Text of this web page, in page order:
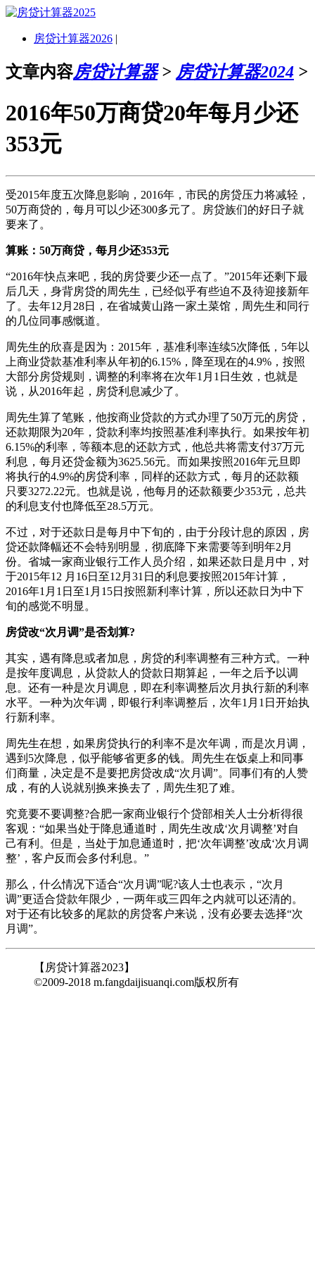
房贷计算器2026 |
文章内容房贷计算器> 房贷计算器2024 >
2016年50万商贷20年每月少还
353元
受2015年度五次降息影响，2016年，市民的房贷压力将减轻，
50万商贷的，每月可以少还300多元了。房贷族们的好日子就
要来了。
算账：50万商贷，每月少还353元
“2016年快点来吧，我的房贷要少还一点了。”2015年还剩下最
后几天，身背房贷的周先生，已经似乎有些迫不及待迎接新年
了。去年12月28日，在省城黄山路一家土菜馆，周先生和同行
的几位同事感慨道。
周先生的欣喜是因为：2015年，基准利率连续5次降低，5年以
上商业贷款基准利率从年初的6.15%，降至现在的4.9%，按照
大部分房贷规则，调整的利率将在次年1月1日生效，也就是
说，从2016年起，房贷利息减少了。
周先生算了笔账，他按商业贷款的方式办理了50万元的房贷，
还款期限为20年，贷款利率均按照基准利率执行。如果按年初
6.15%的利率，等额本息的还款方式，他总共将需支付37万元
利息，每月还贷金额为3625.56元。而如果按照2016年元旦即
将执行的4.9%的房贷利率，同样的还款方式，每月的还款额
只要3272.22元。也就是说，他每月的还款额要少353元，总共
的利息支付也降低至28.5万元。
不过，对于还款日是每月中下旬的，由于分段计息的原因，房
贷还款降幅还不会特别明显，彻底降下来需要等到明年2月
份。省城一家商业银行工作人员介绍，如果还款日是月中，对
于2015年12 月16日至12月31日的利息要按照2015年计算，
2016年1月1日至1月15日按照新利率计算，所以还款日为中下
旬的感觉不明显。
房贷改“次月调”是否划算?
其实，遇有降息或者加息，房贷的利率调整有三种方式。一种
是按年度调息，从贷款人的贷款日期算起，一年之后予以调
息。还有一种是次月调息，即在利率调整后次月执行新的利率
水平。一种为次年调，即银行利率调整后，次年1月1日开始执
行新利率。
周先生在想，如果房贷执行的利率不是次年调，而是次月调，
遇到5次降息，似乎能够省更多的钱。周先生在饭桌上和同事
们商量，决定是不是要把房贷改成“次月调”。同事们有的人赞
成，有的人说就别换来换去了，周先生犯了难。
究竟要不要调整?合肥一家商业银行个贷部相关人士分析得很
客观：“如果当处于降息通道时，周先生改成‘次月调整’对自
己有利。但是，当处于加息通道时，把‘次年调整’改成‘次月调
整’，客户反而会多付利息。”
那么，什么情况下适合“次月调”呢?该人士也表示，“次月
调”更适合贷款年限少，一两年或三四年之内就可以还清的。
对于还有比较多的尾款的房贷客户来说，没有必要去选择“次
月调”。
【房贷计算器2023】
©2009-2018 m.fangdaijisuanqi.com版权所有